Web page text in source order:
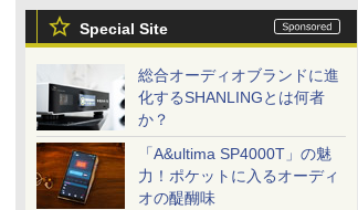
Special Site
総合オーディオブランドに進
化するSHANLINGとは何者
か？
「A&ultima SP4000T」の魅
力！ポケットに入るオーディ
オの醍醐味